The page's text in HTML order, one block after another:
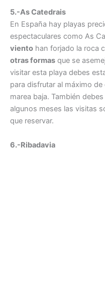
5.-As Catedrais
En España hay playas
espectaculares como As
viento han forjado la roca
otras formas que se
visitar esta playa debes
para disfrutar al máximo
marea baja. También
algunos meses las visitas
que reservar.
6.-Ribadavia